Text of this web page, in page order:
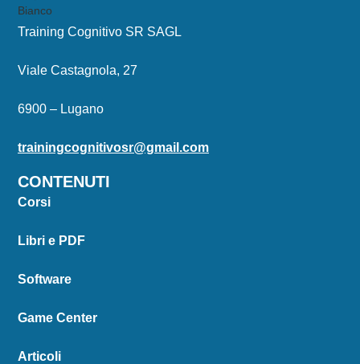
Training Cognitivo SR SAGL
Viale Castagnola, 27
6900 – Lugano
trainingcognitivosr@gmail.com
CONTENUTI
Corsi
Libri e PDF
Software
Game Center
Articoli